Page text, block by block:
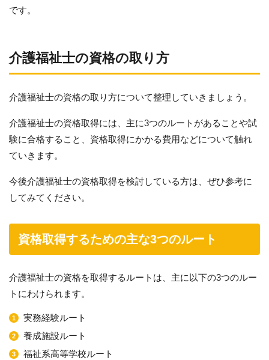
です。
介護福祉士の資格の取り方
介護福祉士の資格の取り方について整理していきましょう。
介護福祉士の資格取得には、主に3つのルートがあることや試
験に合格すること、資格取得にかかる費用などについて触れ
ていきます。
今後介護福祉士の資格取得を検討している方は、ぜひ参考に
してみてください。
資格取得するための主な3つのルート
介護福祉士の資格を取得するルートは、主に以下の3つのルー
トにわけられます。
実務経験ルート
養成施設ルート
福祉系高等学校ルート